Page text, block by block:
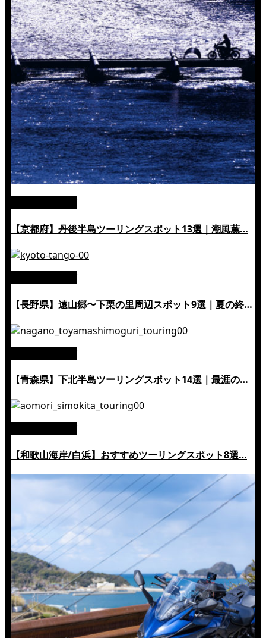
【京都府】丹後半島ツーリングスポット13選｜潮風薫…
【長野県】遠山郷〜下栗の里周辺スポット9選｜夏の終…
【青森県】下北半島ツーリングスポット14選｜最涯の…
【和歌山海岸/白浜】おすすめツーリングスポット8選…